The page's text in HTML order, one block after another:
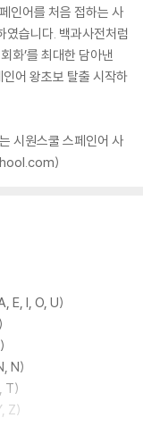
인어를 처음 접하는 사
였습니다. 백과사전처럼
화’를 최대한 담아낸
인어 왕초보 탈출 시작하
시원스쿨 스페인어 사
E, I, O, U)
N)
T)
Z)